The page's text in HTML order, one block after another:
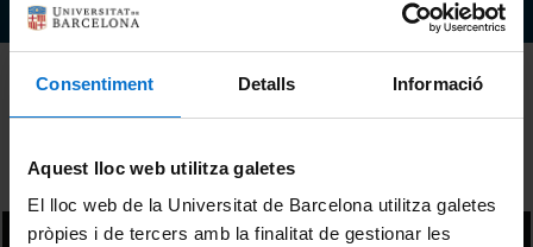
Consentiment Detalls Informació
Aquest lloc web utilitza galetes
El lloc web de la Universitat de Barcelona utilitza galetes
pròpies i de tercers amb la finalitat de gestionar les
Ordenar